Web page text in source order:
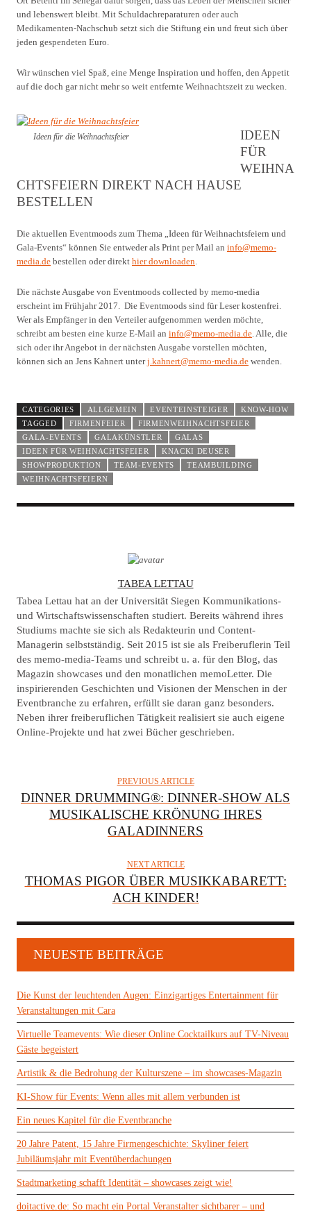
und lebenswert bleibt. Mit Schuldachreparaturen oder auch
Medikamenten-Nachschub setzt sich die Stiftung ein und freut sich über
jeden gespendeten Euro.
Wir wünschen viel Spaß, eine Menge Inspiration und hoffen, den Appetit
auf die doch gar nicht mehr so weit entfernte Weihnachtszeit zu wecken.
Ideen für die Weihnachtsfeier
IDEEN
FÜR
WEIHNA
CHTSFEIERN DIREKT NACH HAUSE
BESTELLEN
Die aktuellen Eventmoods zum Thema „Ideen für Weihnachtsfeiern und
Gala-Events“ können Sie entweder als Print per Mail an info@memo-
media.de bestellen oder direkt hier downloaden.
Die nächste Ausgabe von Eventmoods collected by memo-media
erscheint im Frühjahr 2017. Die Eventmoods sind für Leser kostenfrei.
Wer als Empfänger in den Verteiler aufgenommen werden möchte,
schreibt am besten eine kurze E-Mail an info@memo-media.de. Alle, die
sich oder ihr Angebot in der nächsten Ausgabe vorstellen möchten,
können sich an Jens Kahnert unterj.kahnert@memo-media.de wenden.
CATEGORIES ALLGEMEIN EVENTEINSTEIGER
KNOW-HOW
TAGGED
FIRMENFEIER
FIRMENWEIHNACHTSFEIER
GALA-EVENTS
GALAKÜNSTLER
GALAS
IDEEN FÜR WEIHNACHTSFEIER
KNACKI DEUSER
SHOWPRODUKTION
TEAM-EVENTS
TEAMBUILDING
WEIHNACHTSFEIERN
U
T
H
O
R
TABEA LETTAU
Tabea Lettau hat an der Universität Siegen Kommunikations-
und Wirtschaftswissenschaften studiert. Bereits während ihres
Studiums machte sie sich als Redakteurin und Content-
Managerin selbstständig. Seit 2015 ist sie als Freiberuflerin Teil
des memo-media-Teams und schreibt u. a. für den Blog, das
Magazin showcases und den monatlichen memoLetter. Die
inspirierenden Geschichten und Visionen der Menschen in der
Eventbranche zu erfahren, erfüllt sie daran ganz besonders.
Neben ihrer freiberuflichen Tätigkeit realisiert sie auch eigene
Online-Projekte und hat zwei Bücher geschrieben.
PREVIOUS ARTICLE
DINNER DRUMMING®: DINNER-SHOW ALS
MUSIKALISCHE KRÖNUNG IHRES
GALADINNERS
NEXT ARTICLE
THOMAS PIGOR ÜBER MUSIKKABARETT:
ACH KINDER!
NEUESTE BEITRÄGE
Die Kunst der leuchtenden Augen: Einzigartiges Entertainment für
Veranstaltungen mit Cara
Virtuelle Teamevents: Wie dieser Online Cocktailkurs auf TV-Niveau
Gäste begeistert
Artistik & die Bedrohung der Kulturszene – im showcases-Magazin
KI-Show für Events: Wenn alles mit allem verbunden ist
Ein neues Kapitel für die Eventbranche
20 Jahre Patent, 15 Jahre Firmengeschichte: Skyliner feiert
Jubiläumsjahr mit Eventüberdachungen
Stadtmarketing schafft Identität – showcases zeigt wie!
doitactive.de: So macht ein Portal Veranstalter sichtbarer – und